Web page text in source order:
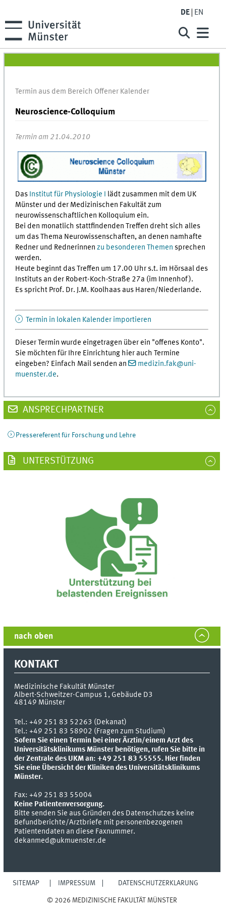
DE EN
Termin aus dem Bereich Offener Kalender
Neuroscience-Colloquium
Termin am 21.04.2010
Das Institut für Physiologie I lädt zusammen mit dem UK
Münster und der Medizinischen Fakultät zum
neurowissenschaftlichen Kolloquium ein.
Bei den monatlich stattfindenden Treffen dreht sich alles
um das Thema Neurowissenschaften, an denen namhafte
Redner und Rednerinnenzu besonderen Themen sprechen
werden.
Heute beginnt das Treffen um 17.00 Uhr s.t. im Hörsaal des
Instituts an der Robert-Koch-Straße 27a (im Innenhof).
Es spricht Prof. Dr. J.M. Koolhaas aus Haren/Niederlande.
Termin in lokalen Kalender importieren
Dieser Termin wurde eingetragen über ein "offenes Konto".
Sie möchten für Ihre Einrichtung hier auch Termine
eingeben? Einfach Mail senden an
medizin.fak@uni-
muenster.de.
ANSPRECHPARTNER
Pressereferent für Forschung und Lehre
UNTERSTÜTZUNG
nach oben
KONTAKT
Medizinische Fakultät Münster
Albert-Schweitzer-Campus 1, Gebäude D3
48149 Münster
Tel.:+49 251 83 52263 (Dekanat)
Tel.: +49 251 83 58902 (Fragen zum Studium)
Sofern Sie einen Termin bei einer Ärztin/einem Arzt des
Universitätsklinikums Münster benötigen, rufen Sie bitte in
der Zentrale des UKM an: +49 251 83 55555. Hier finden
Sie eine Übersicht der Kliniken des Universitätsklinikums
Münster.
Fax:+49 251 83 55004
Keine Patientenversorgung.
Bitte senden Sie aus Gründen des Datenschutzes keine
Befundberichte/Arztbriefe mit personenbezogenen
Patientendaten an diese Faxnummer.
dekanmed@ukmuenster.de
SITEMAP IMPRESSUM DATENSCHUTZERKLÄRUNG
© 2026 MEDIZINISCHE FAKULTÄT MÜNSTER